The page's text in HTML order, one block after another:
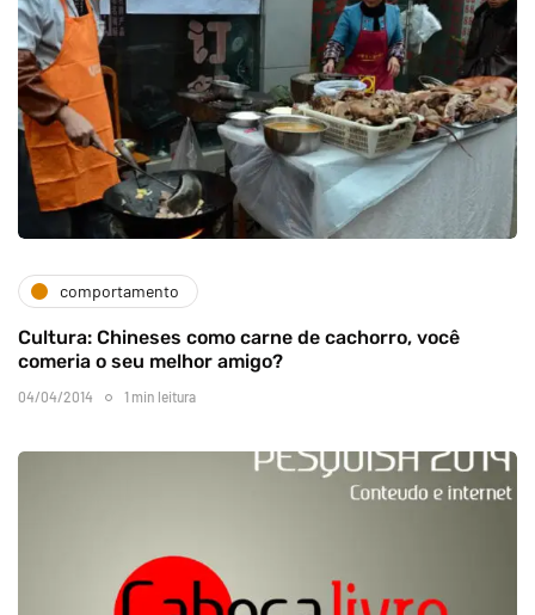
comportamento
Cultura: Chineses como carne de cachorro, você
comeria o seu melhor amigo?
04/04/2014 1 min leitura